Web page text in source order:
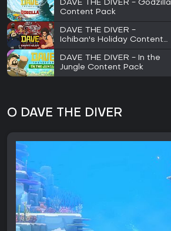
DAVE THE DIVER - Godzilla
Content Pack
DAVE THE DIVER -
Ichiban's Holiday Content
DAVE THE DIVER - In the
Jungle Content Pack
O DAVE THE DIVER